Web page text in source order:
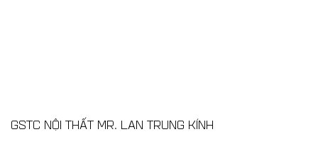
GSTC NỘI THẤT MR. LAN TRUNG KÍNH